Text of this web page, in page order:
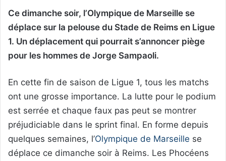
Ce dimanche soir, l’Olympique de Marseille se
déplace sur la pelouse du Stade de Reims en Ligue
1. Un déplacement qui pourrait s’annoncer piège
pour les hommes de Jorge Sampaoli.
En cette fin de saison de Ligue 1, tous les matchs
ont une grosse importance. La lutte pour le podium
est serrée et chaque faux pas peut se montrer
préjudiciable dans le sprint final. En forme depuis
quelques semaines, l’Olympique de Marseille se
déplace ce dimanche soir à Reims. Les Phocéens